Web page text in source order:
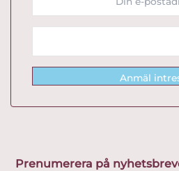
Anmäl
Prenumerera på